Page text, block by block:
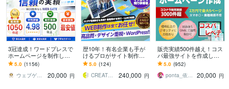
3冠達成！ワードプレスで
ホームページを制作しま
す WEB制作＆デザイン部
門1位（販売数・評価数・
お気に入り数）
5.0 (1156)
ウェブゲート
20,000 円
歴10年！有名企業も手が
けるプロがサイト制作し
ます 初心者でも安心★ヒ
アリング重視・要望に沿
って柔軟に対応可能
5.0 (124)
CREATORSZERO
240,000 円
販売実績500件越え！コス
パ最強サイトを作成しま
す 起業、副業、ブログ！
WPで更新楽々！オリジナ
ルデザイン可能
5.0 (952)
ponta_依頼多数のため返信遅れます
20,000 円